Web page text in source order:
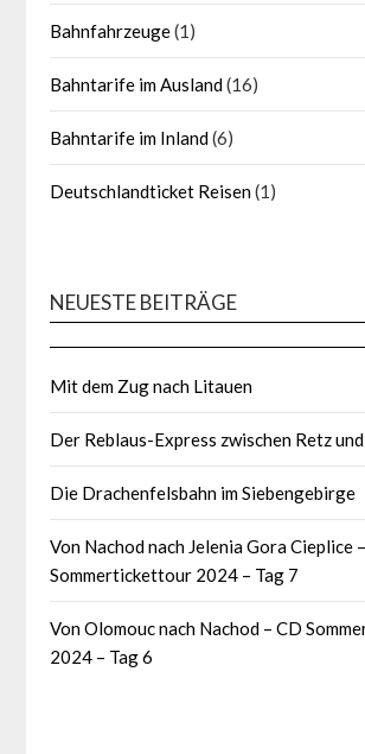
Bahnfahrzeuge(1)
Bahntarife im Ausland(16)
Bahntarife im Inland(6)
Deutschlandticket Reisen(1)
NEUESTE BEITRÄGE
Mit dem Zug nach Litauen
Der Reblaus-Express zwischen Retz
Die Drachenfelsbahn im Siebengebirge
Von Nachod nach Jelenia Gora Cieplice
Sommertickettour 2024 – Tag 7
Von Olomouc nach Nachod – CD
2024 – Tag 6